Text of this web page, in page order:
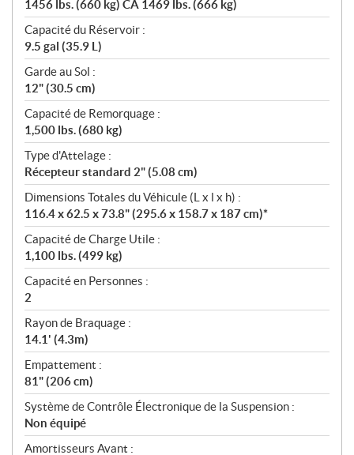
1456 lbs. (660 kg) CA 1469 lbs. (666 kg)
Capacité du Réservoir :
9.5 gal (35.9 L)
Garde au Sol :
12" (30.5 cm)
Capacité de Remorquage :
1,500 lbs. (680 kg)
Type d'Attelage :
Récepteur standard 2" (5.08 cm)
Dimensions Totales du Véhicule (L x l x h) :
116.4 x 62.5 x 73.8" (295.6 x 158.7 x 187 cm)*
Capacité de Charge Utile :
1,100 lbs. (499 kg)
Capacité en Personnes :
2
Rayon de Braquage :
14.1' (4.3m)
Empattement :
81" (206 cm)
Système de Contrôle Électronique de la Suspension :
Non équipé
Amortisseurs Avant :